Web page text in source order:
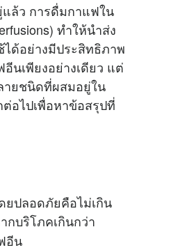
ล้ว การดื่มกาแฟใน
ทำให้นำส่ง
ได้อย่างมีประสิทธิภาพ
นเพียงอย่างเดียว แต่
ายชนิดที่ผสมอยู่ใน
อไปเพื่อหาข้อสรุปที่
ยปลอดภัยคือไม่เกิน
บริโภคเกินกว่า
อีน